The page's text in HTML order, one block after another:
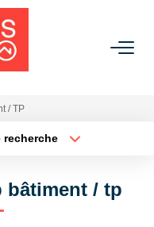
/ TP
recherche
max
bâtiment / tp